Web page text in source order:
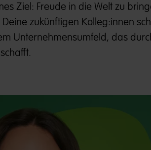
Ziel: Freude in die Welt zu
zukünftigen Kolleg:innen
Unternehmensumfeld, das